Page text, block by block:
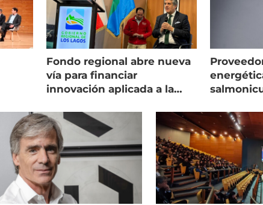
Fondo regional abre nueva
vía para financiar
innovación aplicada a la